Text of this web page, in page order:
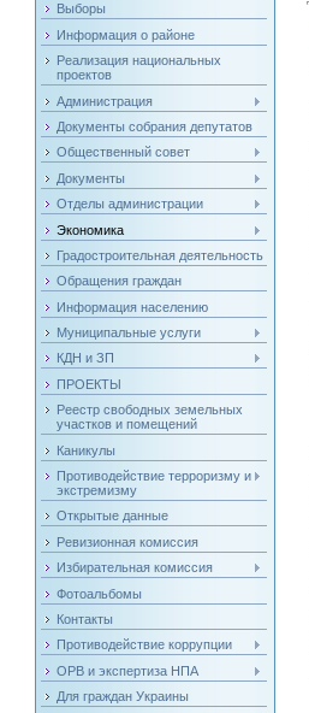
Выборы
Информация о районе
Реализация национальных
проектов
Администрация
Документы собрания депутатов
Общественный совет
Документы
Отделы администрации
Экономика
Градостроительная деятельность
Обращения граждан
Информация населению
Муниципальные услуги
КДН и ЗП
ПРОЕКТЫ
Реестр свободных земельных
участков и помещений
Каникулы
Противодействие терроризму и
экстремизму
Открытые данные
Ревизионная комиссия
Избирательная комиссия
Фотоальбомы
Контакты
Противодействие коррупции
ОРВ и экспертиза НПА
Для граждан Украины